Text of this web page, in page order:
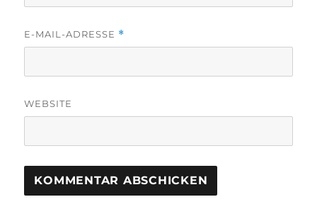
E-MAIL-ADRESSE *
WEBSITE